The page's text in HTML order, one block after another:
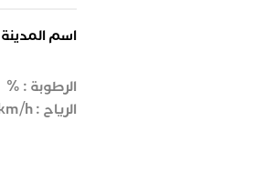
اسم المدينة
الرطوبة : %
الرياح :h